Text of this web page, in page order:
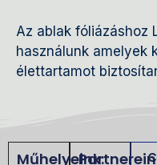
Az ablak fóliázáshoz
használunk amelyek
élettartamot
Műhelyeink: